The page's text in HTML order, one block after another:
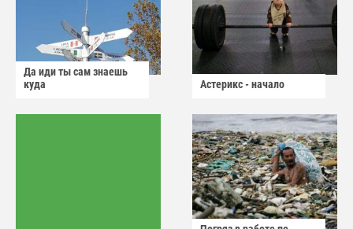
Да иди ты сам знаешь
куда
Астерикс - начало